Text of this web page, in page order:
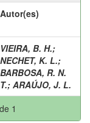
Autor(es)
VIEIRA, B. H.;
NECHET, K. L.;
BARBOSA, R. N.
T.; ARAÚJO, J. L.
1